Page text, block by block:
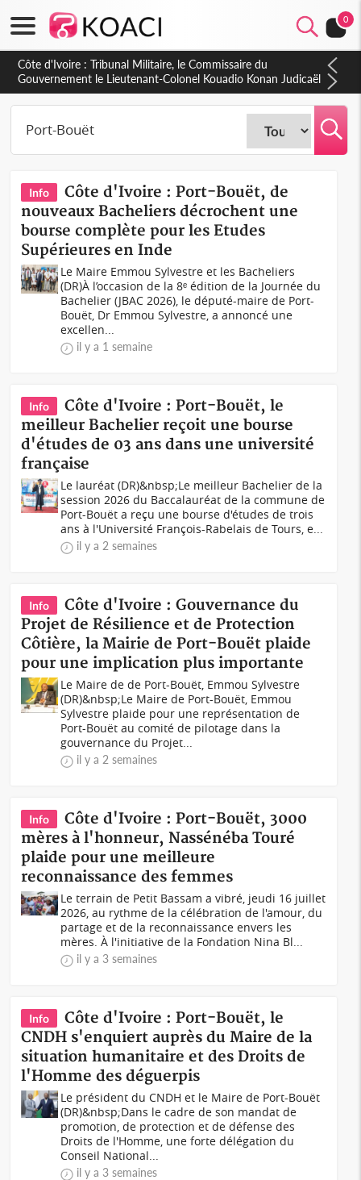
0
Burkina Faso : hausse de 75 FCFA du prix du litre du diesel à
la pompe
Info
Côte d'Ivoire : Port-Bouët, de
nouveaux Bacheliers décrochent une
bourse complète pour les Etudes
Supérieures en Inde
Le Maire Emmou Sylvestre et les Bacheliers
(DR)À l’occasion de la 8ᵉ édition de la Journée du
Bachelier (JBAC 2026), le député-maire de Port-
Bouët, Dr Emmou Sylvestre, a annoncé une
excellen...
il y a 1 semaine
Info
Côte d'Ivoire : Port-Bouët, le
meilleur Bachelier reçoit une bourse
d'études de 03 ans dans une université
française
Le lauréat (DR)&nbsp;Le meilleur Bachelier de la
session 2026 du Baccalauréat de la commune de
Port-Bouët a reçu une bourse d'études de trois
ans à l'Université François-Rabelais de Tours, e...
il y a 2 semaines
Info
Côte d'Ivoire : Gouvernance du
Projet de Résilience et de Protection
Côtière, la Mairie de Port-Bouët plaide
pour une implication plus importante
Le Maire de de Port-Bouët, Emmou Sylvestre
(DR)&nbsp;Le Maire de Port-Bouët, Emmou
Sylvestre plaide pour une représentation de
Port-Bouët au comité de pilotage dans la
gouvernance du Projet...
il y a 2 semaines
Info
Côte d'Ivoire : Port-Bouët, 3000
mères à l'honneur, Nassénéba Touré
plaide pour une meilleure
reconnaissance des femmes
Le terrain de Petit Bassam a vibré, jeudi 16 juillet
2026, au rythme de la célébration de l'amour, du
partage et de la reconnaissance envers les
mères. À l'initiative de la Fondation Nina Bl...
il y a 3 semaines
Info
Côte d'Ivoire : Port-Bouët, le
CNDH s'enquiert auprès du Maire de la
situation humanitaire et des Droits de
l'Homme des déguerpis
Le président du CNDH et le Maire de Port-Bouët
(DR)&nbsp;Dans le cadre de son mandat de
promotion, de protection et de défense des
Droits de l'Homme, une forte délégation du
Conseil National...
il y a 3 semaines